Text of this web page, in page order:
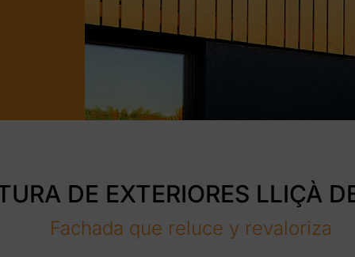
DE EXTERIORES LLIÇÀ
Fachada que reluce y revaloriza